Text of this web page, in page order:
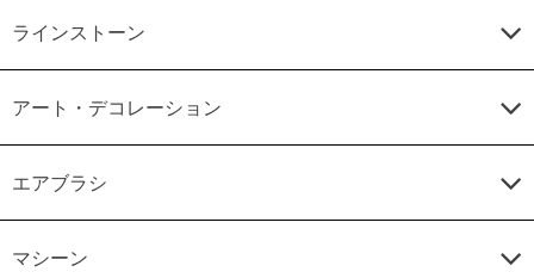
ラインストーン
アート・デコレーション
エアブラシ
マシーン